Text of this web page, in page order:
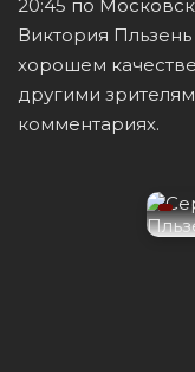
20:45 по
Виктория
хорошем
другими
комментариях.